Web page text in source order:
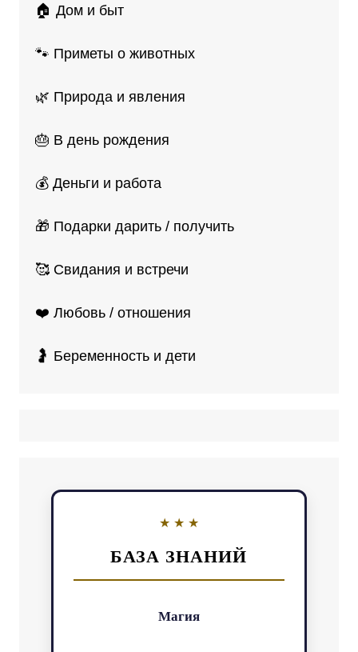
🏠 Дом и быт
🐾 Приметы о животных
🌿 Природа и явления
🎂 В день рождения
💰 Деньги и работа
🎁 Подарки дарить / получить
🥰 Свидания и встречи
❤️ Любовь / отношения
🤰 Беременность и дети
БАЗА ЗНАНИЙ
Магия